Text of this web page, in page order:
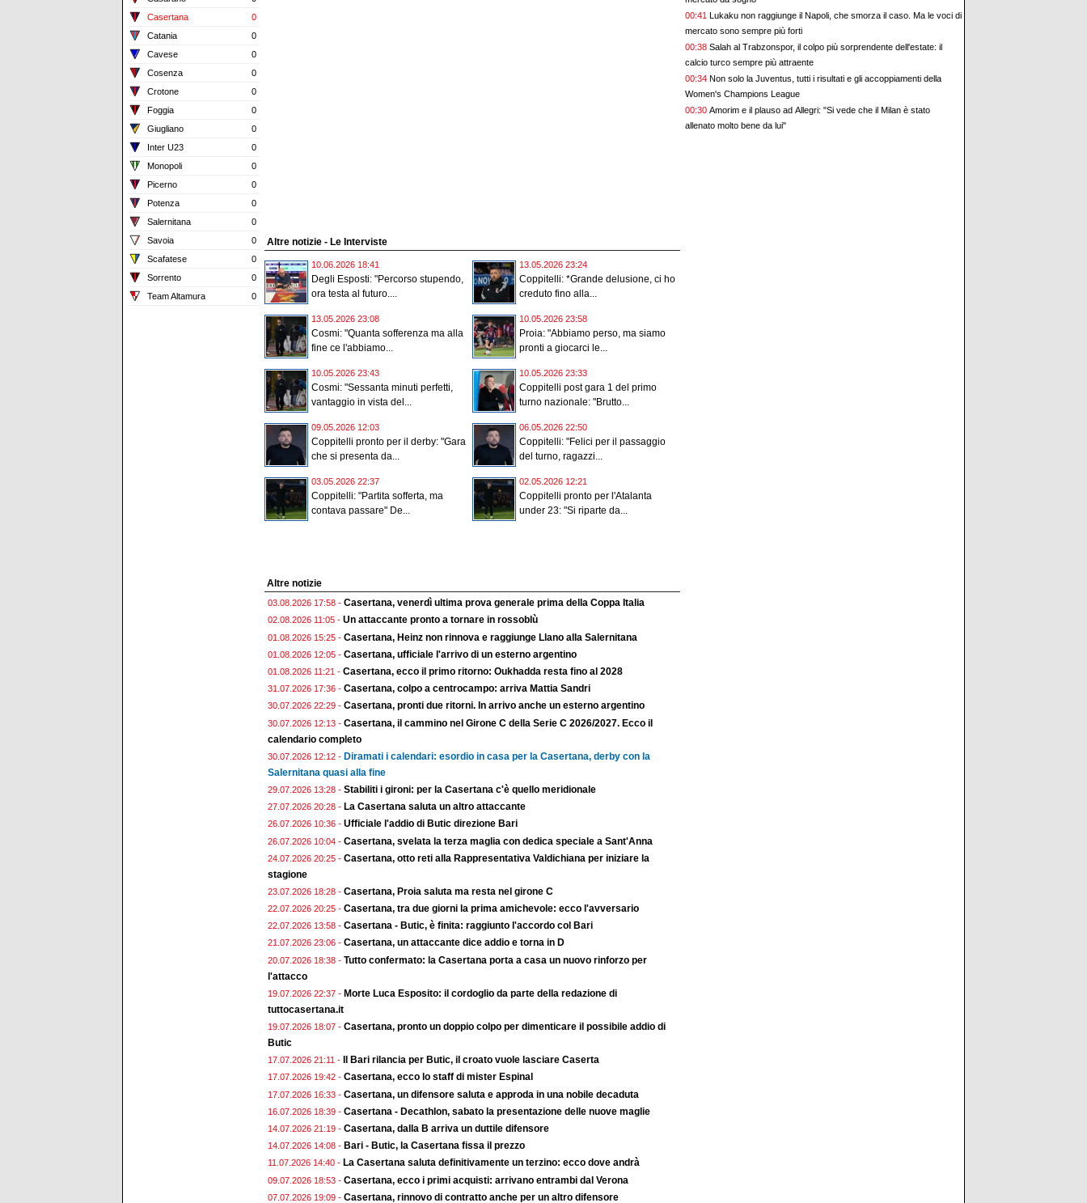
Casertana
0
Catania
0
Cavese
0
Cosenza
0
Crotone
0
Foggia
0
Giugliano
0
Inter U23
0
Monopoli
0
Picerno
0
Potenza
0
Salernitana
0
Savoia
0
Scafatese
0
Sorrento
0
Team Altamura
0
Altre notizie - Le Interviste
10.06.2026 18:41
Degli Esposti: "Percorso stupendo,
ora testa al futuro....
13.05.2026 23:24
Coppitelli: *Grande delusione, ci ho
creduto fino alla...
13.05.2026 23:08
Cosmi: "Quanta sofferenza ma alla
fine ce l'abbiamo...
10.05.2026 23:58
Proia: "Abbiamo perso, ma siamo
pronti a giocarci le...
10.05.2026 23:43
Cosmi: "Sessanta minuti perfetti,
vantaggio in vista del...
10.05.2026 23:33
Coppitelli post gara 1 del primo
turno nazionale: "Brutto...
09.05.2026 12:03
Coppitelli pronto per il derby: "Gara
che si presenta da...
06.05.2026 22:50
Coppitelli: "Felici per il passaggio
del turno, ragazzi...
03.05.2026 22:37
Coppitelli: "Partita sofferta, ma
contava passare" De...
02.05.2026 12:21
Coppitelli pronto per l'Atalanta
under 23: "Si riparte da...
Altre notizie
03.08.2026 17:58 - Casertana, venerdì ultima prova generale prima della Coppa Italia
02.08.2026 11:05 - Un attaccante pronto a tornare in rossoblù
01.08.2026 15:25 - Casertana, Heinz non rinnova e raggiunge Llano alla Salernitana
01.08.2026 12:05 - Casertana, ufficiale l'arrivo di un esterno argentino
01.08.2026 11:21 - Casertana, ecco il primo ritorno: Oukhadda resta fino al 2028
31.07.2026 17:36 - Casertana, colpo a centrocampo: arriva Mattia Sandri
30.07.2026 22:29 - Casertana, pronti due ritorni. In arrivo anche un esterno argentino
30.07.2026 12:13 - Casertana, il cammino nel Girone C della Serie C 2026/2027. Ecco il
calendario completo
30.07.2026 12:12 - Diramati i calendari: esordio in casa per la Casertana, derby con la
Salernitana quasi alla fine
29.07.2026 13:28 - Stabiliti i gironi: per la Casertana c'è quello meridionale
27.07.2026 20:28 - La Casertana saluta un altro attaccante
26.07.2026 10:36 - Ufficiale l'addio di Butic direzione Bari
26.07.2026 10:04 - Casertana, svelata la terza maglia con dedica speciale a Sant'Anna
24.07.2026 20:25 - Casertana, otto reti alla Rappresentativa Valdichiana per iniziare la
stagione
23.07.2026 18:28 - Casertana, Proia saluta ma resta nel girone C
22.07.2026 20:25 - Casertana, tra due giorni la prima amichevole: ecco l'avversario
22.07.2026 13:58 - Casertana - Butic, è finita: raggiunto l'accordo col Bari
21.07.2026 23:06 - Casertana, un attaccante dice addio e torna in D
20.07.2026 18:38 - Tutto confermato: la Casertana porta a casa un nuovo rinforzo per
l'attacco
19.07.2026 22:37 - Morte Luca Esposito: il cordoglio da parte della redazione di
tuttocasertana.it
19.07.2026 18:07 - Casertana, pronto un doppio colpo per dimenticare il possibile addio di
Butic
17.07.2026 21:11 - Il Bari rilancia per Butic, il croato vuole lasciare Caserta
17.07.2026 19:42 - Casertana, ecco lo staff di mister Espinal
17.07.2026 16:33 - Casertana, un difensore saluta e approda in una nobile decaduta
16.07.2026 18:39 - Casertana - Decathlon, sabato la presentazione delle nuove maglie
14.07.2026 21:19 - Casertana, dalla B arriva un duttile difensore
14.07.2026 14:08 - Bari - Butic, la Casertana fissa il prezzo
11.07.2026 14:40 - La Casertana saluta definitivamente un terzino: ecco dove andrà
09.07.2026 18:53 - Casertana, ecco i primi acquisti: arrivano entrambi dal Verona
07.07.2026 19:09 - Casertana, rinnovo di contratto anche per un altro difensore
00:41 Lukaku non raggiunge il Napoli, che smorza il caso. Ma le voci di
mercato sono sempre più forti
00:38 Salah al Trabzonspor, il colpo più sorprendente dell'estate: il
calcio turco sempre più attraente
00:34 Non solo la Juventus, tutti i risultati e gli accoppiamenti della
Women's Champions League
00:30 Amorim e il plauso ad Allegri: "Si vede che il Milan è stato
allenato molto bene da lui"